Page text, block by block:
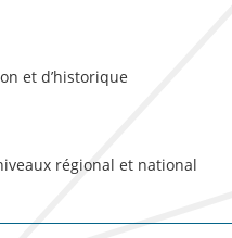
et d’historique
régional et national